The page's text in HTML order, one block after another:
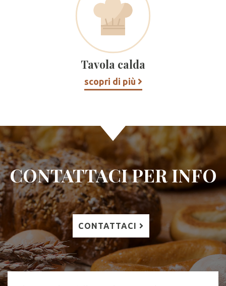
Tavola calda
scopri di più
CONTATTACI PER INFO
CONTATTACI